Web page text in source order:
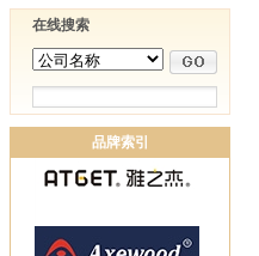
在线搜索
品牌索引